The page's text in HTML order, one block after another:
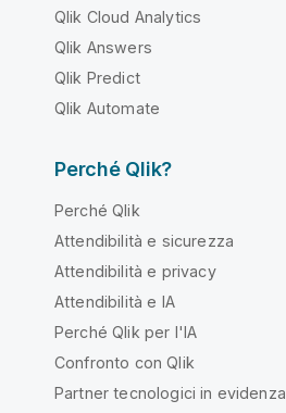
Qlik Cloud Analytics
Qlik Answers
Qlik Predict
Qlik Automate
Perché Qlik?
Perché Qlik
Attendibilità e sicurezza
Attendibilità e privacy
Attendibilità e IA
Perché Qlik per l'IA
Confronto con Qlik
Partner tecnologici in evidenza